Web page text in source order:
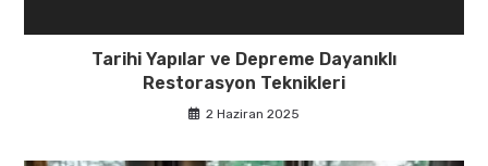
Tarihi Yapılar ve Depreme Dayanıklı
Restorasyon Teknikleri
2 Haziran 2025